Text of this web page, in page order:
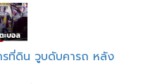
ที่ดิน วูบดับคารถ หลัง